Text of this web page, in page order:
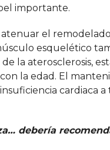
importante.
el
esquelético
la aterosclerosis,
la edad. El
cardiaca
debería